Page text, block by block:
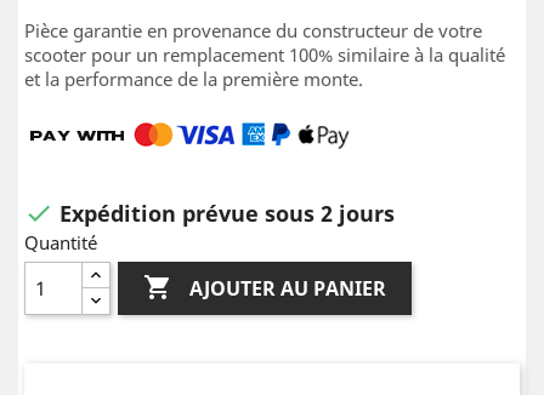
Pièce garantie en provenance du constructeur de votre
scooter pour un remplacement 100% similaire à la qualité
et la performance de la première monte.
 Expédition prévue sous 2 jours
Quantité
 AJOUTER AU PANIER